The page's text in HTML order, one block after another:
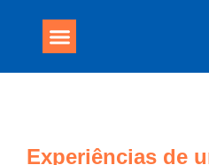
Experiências de